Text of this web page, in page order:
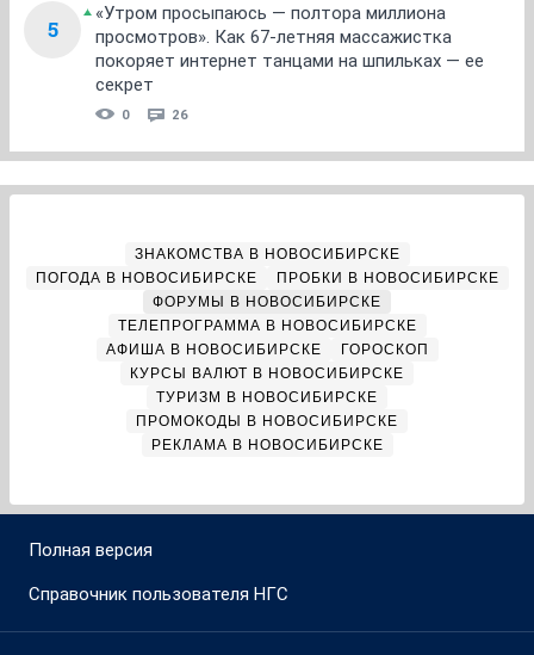
5
«Утром просыпаюсь — полтора миллиона
просмотров». Как 67-летняя массажистка
покоряет интернет танцами на шпильках — ее
секрет
0 26
ЗНАКОМСТВА В НОВОСИБИРСКЕ
ПОГОДА В НОВОСИБИРСКЕ
ПРОБКИ В НОВОСИБИРСКЕ
ФОРУМЫ В НОВОСИБИРСКЕ
ТЕЛЕПРОГРАММА В НОВОСИБИРСКЕ
АФИША В НОВОСИБИРСКЕ
ГОРОСКОП
КУРСЫ ВАЛЮТ В НОВОСИБИРСКЕ
ТУРИЗМ В НОВОСИБИРСКЕ
ПРОМОКОДЫ В НОВОСИБИРСКЕ
РЕКЛАМА В НОВОСИБИРСКЕ
Полная версия
Справочник пользователя НГС